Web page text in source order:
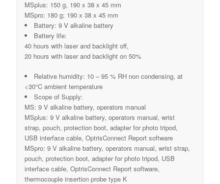
MSplus: 150 g, 190 x 38 x 45 mm
MSpro: 180 g; 190 x 38 x 45 mm
Battery: 9 V alkaline battery
Battery life:
40 hours with laser and backlight off,
20 hours with laser and backlight on 50%
Relative humidity: 10 – 95 % RH non condensing, at
<30°C ambient temperature
Scope of Supply:
MS: 9 V alkaline battery, operators manual
MSplus: 9 V alkaline battery, operators manual, wrist
strap, pouch, protection boot, adapter for photo tripod,
USB interface cable, OptrisConnect Report software
MSpro: 9 V alkaline battery, operators manual, wrist strap,
pouch, protection boot, adapter for photo tripod, USB
interface cable, OptrisConnect Report software,
thermocouple insertion probe type K